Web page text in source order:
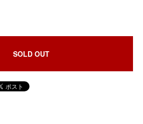
SOLD OUT